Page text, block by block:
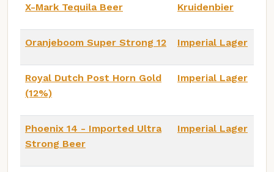
X-Mark Tequila Beer Kruidenbier
Oranjeboom Super Strong 12 Imperial Lager
Royal Dutch Post Horn Gold
(12%)
Imperial Lager
Phoenix 14 - Imported Ultra
Strong Beer
Imperial Lager